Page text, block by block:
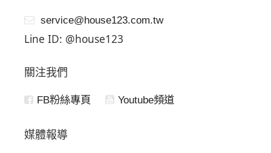
service@house123.com.tw
Line ID: @house123
關注我們
FB粉絲專頁 Youtube頻道
媒體報導